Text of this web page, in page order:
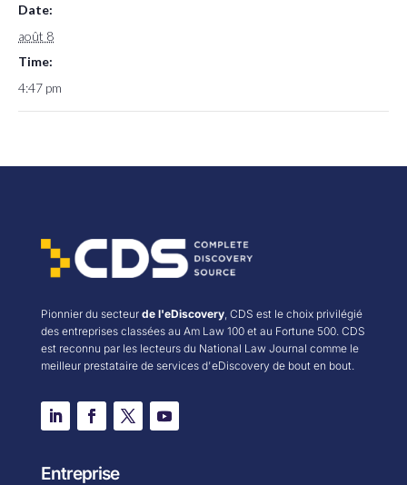
Date:
août 8
Time:
4:47 pm
Pionnier du secteur de l'eDiscovery, CDS est le choix privilégié
des entreprises classées au Am Law 100 et au Fortune 500. CDS
est reconnu par les lecteurs du National Law Journal comme le
meilleur prestataire de services d'eDiscovery de bout en bout.
Entreprise